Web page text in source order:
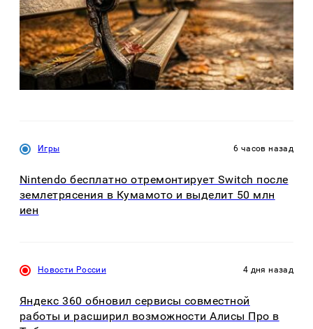
Игры 6 часов назад
Nintendo бесплатно отремонтирует Switch после
землетрясения в Кумамото и выделит 50 млн
иен
Новости России 4 дня назад
Яндекс 360 обновил сервисы совместной
работы и расширил возможности Алисы Про в